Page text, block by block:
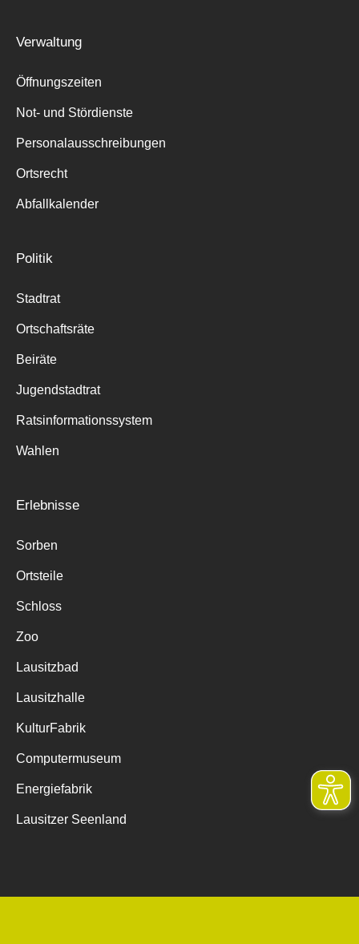
Verwaltung
Öffnungszeiten
Not- und Stördienste
Personalausschreibungen
Ortsrecht
Abfallkalender
Politik
Stadtrat
Ortschaftsräte
Beiräte
Jugendstadtrat
Ratsinformationssystem
Wahlen
Erlebnisse
Sorben
Ortsteile
Schloss
Zoo
Lausitzbad
Lausitzhalle
KulturFabrik
Computermuseum
Energiefabrik
Lausitzer Seenland